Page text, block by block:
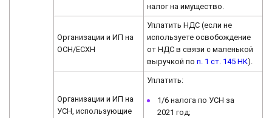
налог на имущество.
Организации и ИП на
ОСН/ЕСХН
Уплатить НДС (если не
используете освобождение
от НДС в связи с маленькой
выручкой поп. 1 ст. 145 НК).
Организации и ИП на
УСН, использующие
Уплатить:
1/6 налога по УСН за
2021 год;